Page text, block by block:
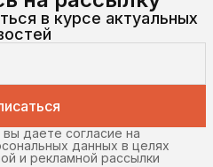
в курсе актуальных
даете согласие на
данных в целях
и рекламной рассылки